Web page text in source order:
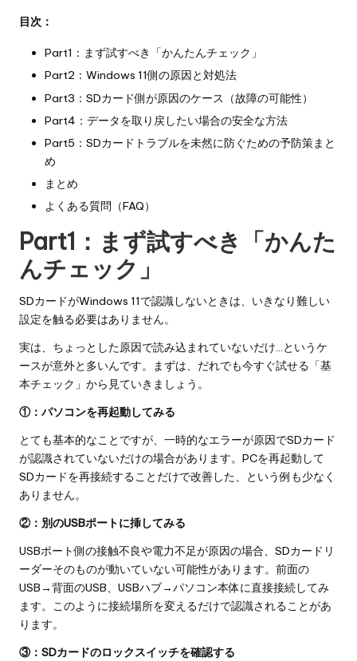
目次：
Part1：まず試すべき「かんたんチェック」
Part2：Windows 11側の原因と対処法
Part3：SDカード側が原因のケース（故障の可能性）
Part4：データを取り戻したい場合の安全な方法
Part5：SDカードトラブルを未然に防ぐための予防策まと
め
まとめ
よくある質問（FAQ）
Part1：まず試すべき「かんた
んチェック」
SDカードがWindows 11で認識しないときは、いきなり難しい
設定を触る必要はありません。
実は、ちょっとした原因で読み込まれていないだけ…というケ
ースが意外と多いんです。まずは、だれでも今すぐ試せる「基
本チェック」から見ていきましょう。
①：パソコンを再起動してみる
とても基本的なことですが、一時的なエラーが原因でSDカード
が認識されていないだけの場合があります。PCを再起動して
SDカードを再接続することだけで改善した、という例も少なく
ありません。
②：別のUSBポートに挿してみる
USBポート側の接触不良や電力不足が原因の場合、SDカードリ
ーダーそのものが動いていない可能性があります。前面の
USB→背面のUSB、USBハブ→パソコン本体に直接接続してみ
ます。このように接続場所を変えるだけで認識されることがあ
ります。
③：SDカードのロックスイッチを確認する